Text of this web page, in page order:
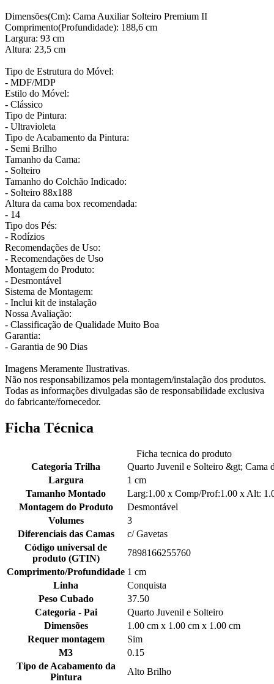
Dimensões(Cm): Cama Auxiliar Solteiro Premium II
Comprimento(Profundidade): 188,6 cm
Largura: 93 cm
Altura: 23,5 cm
Tipo de Estrutura do Móvel:
- MDF/MDP
Estilo do Móvel:
- Clássico
Tipo de Pintura:
- Ultravioleta
Tipo de Acabamento da Pintura:
- Semi Brilho
Tamanho da Cama:
- Solteiro
Tamanho do Colchão Indicado:
- Solteiro 88x188
Altura da cama box recomendada:
- 14
Tipo dos Pés:
- Rodízios
Recomendações de Uso:
- Recomendações de Uso
Montagem do Produto:
- Desmontável
Sistema de Montagem:
- Inclui kit de instalação
Nossa Avaliação:
- Classificação de Qualidade Muito Boa
Garantia:
- Garantia de 90 Dias
Imagens Meramente Ilustrativas.
Não nos responsabilizamos pela montagem/instalação dos produtos.
Todas as informações divulgadas são de responsabilidade exclusiva
do fabricante/fornecedor.
Ficha Técnica
Ficha tecnica do produto
Categoria Trilha
Quarto Juvenil e Solteiro &gt; Cama
Largura
1 cm
Tamanho Montado
Larg:1.00 x Comp/Prof:1.00 x Alt:
Montagem do Produto
Desmontável
Volumes
3
Diferenciais das Camas
c/ Gavetas
Código universal de
produto (GTIN)
7898166255760
Comprimento/Profundidade 1 cm
Linha
Conquista
Peso Cubado
37.50
Categoria - Pai
Quarto Juvenil e Solteiro
Dimensões
1.00 cm x 1.00 cm x 1.00 cm
Requer montagem
Sim
M3
0.15
Tipo de Acabamento da
Pintura
Alto Brilho